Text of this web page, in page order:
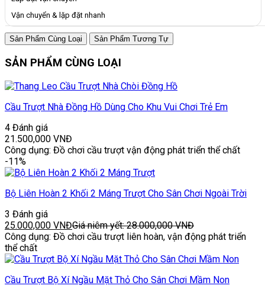
Vận chuyển & lặp đặt nhanh
Sản Phẩm Cùng Loại Sản Phẩm Tương Tự
SẢN PHẨM CÙNG LOẠI
Cầu Trượt Nhà Đồng Hồ Dùng Cho Khu Vui Chơi Trẻ Em
4 Đánh giá
21.500,000 VNĐ
Công dụng: Đồ chơi cầu trượt vận động phát triển thể chất
-11%
Bộ Liên Hoàn 2 Khối 2 Máng Trượt Cho Sân Chơi Ngoài Trời
3 Đánh giá
25.000,000 VNĐGiá niêm yết:28.000,000VNĐ
Công dụng: Đồ chơi cầu trượt liên hoàn, vận động phát triển
thể chất
Cầu Trượt Bộ Xí Ngầu Mặt Thỏ Cho Sân Chơi Mầm Non